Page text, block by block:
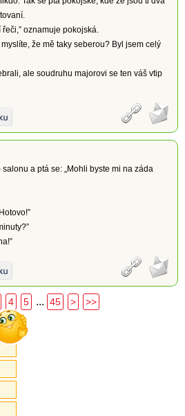
oznamuje pokojská.
že mě taky seberou? Byl jsem celý
ale soudruhu majorovi se ten váš vtip
a ptá se: „Mohli byste mi na záda
4 5 ... 45 > >>